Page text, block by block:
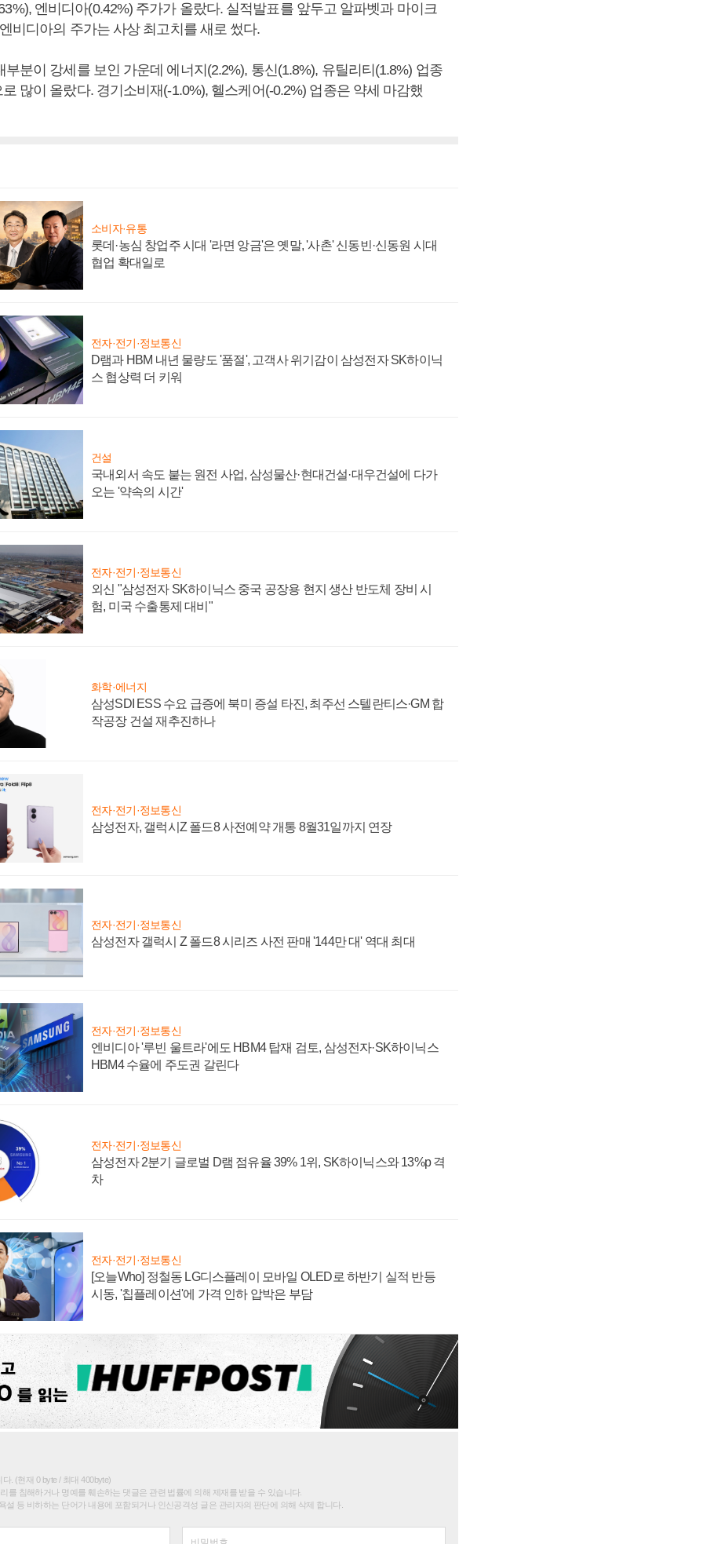
엔비디아(0.42%) 주가가 올랐다. 실적발표를 앞두고 알파벳과 마이크
비디아의 주가는 사상 최고치를 새로 썼다.
부분이 강세를 보인 가운데 에너지(2.2%), 통신(1.8%), 유틸리티(1.8%) 업종
많이 올랐다. 경기소비재(-1.0%), 헬스케어(-0.2%) 업종은 약세 마감했
소비자·유통
롯데·농심 창업주 시대 '라면 앙금'은 옛말, '사촌' 신동빈·신동원 시대
협업 확대일로
전자·전기·정보통신
D램과 HBM 내년 물량도 '품절', 고객사 위기감이 삼성전자 SK하이닉
스 협상력 더 키워
건설
국내외서 속도 붙는 원전 사업, 삼성물산·현대건설·대우건설에 다가
오는 '약속의 시간'
전자·전기·정보통신
외신 "삼성전자 SK하이닉스 중국 공장용 현지 생산 반도체 장비 시
험, 미국 수출통제 대비"
화학·에너지
삼성SDI ESS 수요 급증에 북미 증설 타진, 최주선 스텔란티스·GM 합
작공장 건설 재추진하나
전자·전기·정보통신
삼성전자, 갤럭시Z 폴드8 사전예약 개통 8월31일까지 연장
전자·전기·정보통신
삼성전자 갤럭시 Z 폴드8 시리즈 사전 판매 '144만 대' 역대 최대
전자·전기·정보통신
엔비디아 '루빈 울트라'에도 HBM4 탑재 검토, 삼성전자·SK하이닉스
HBM4 수율에 주도권 갈린다
전자·전기·정보통신
삼성전자 2분기 글로벌 D램 점유율 39% 1위, SK하이닉스와 13%p 격
차
전자·전기·정보통신
[오늘Who] 정철동 LG디스플레이 모바일 OLED로 하반기 실적 반등
시동, '칩플레이션'에 가격 인하 압박은 부담
. (현재 0 byte / 최대 400byte)
를 침해하거나 명예를 훼손하는 댓글은 관련 법률에 의해 제재를 받을 수 있습니다.
설 등 비하하는 단어가 내용에 포함되거나 인신공격성 글은 관리자의 판단에 의해 삭제 합니다.